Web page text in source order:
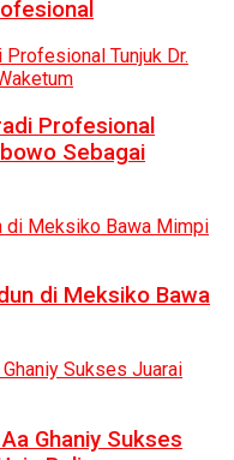
Profesional
Sebagai
di Meksiko Bawa
Ghaniy Sukses